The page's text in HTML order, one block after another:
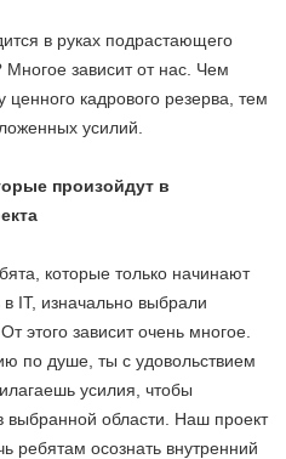
в руках подрастающего
зависит от нас. Чем
кадрового резерва, тем
усилий.
произойдут в
которые только начинают
IT, изначально выбрали
этого зависит очень многое.
по душе, ты с удовольствием
усилия, чтобы
выбранной области. Наш проект
ребятам осознать внутренний